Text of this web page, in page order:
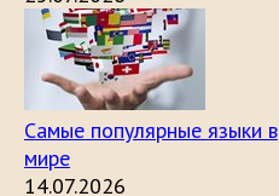
Самые популярные языки в
мире
14.07.2026